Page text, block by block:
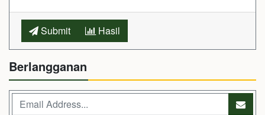
Submit Hasil
Berlangganan